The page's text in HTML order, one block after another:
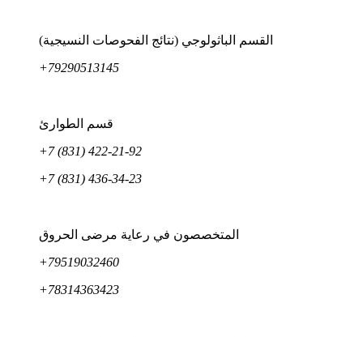
القسم الباثولوجي (نتائج الفحوصات النسيجية)
+79290513145
قسم الطوارئ
+7 (831) 422-21-92
+7 (831) 436-34-23
المتخصصون في رعاية مرضى الحروق
+79519032460
+78314363423